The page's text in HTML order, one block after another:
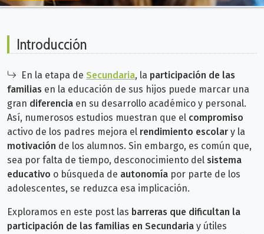
Introducción
En la etapa de Secundaria, la participación de las
familias en la educación de sus hijos puede marcar una
gran diferencia en su desarrollo académico y personal.
Así, numerosos estudios muestran que el compromiso
activo de los padres mejora el rendimiento escolar y la
motivación de los alumnos. Sin embargo, es común que,
sea por falta de tiempo, desconocimiento del sistema
educativo o búsqueda de autonomía por parte de los
adolescentes, se reduzca esa implicación.
Exploramos en este post las barreras que dificultan la
participación de las familias en Secundaria y útiles